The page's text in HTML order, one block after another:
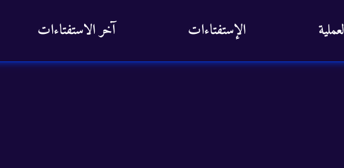
الإستفتاءات آخر الاستفتاءات